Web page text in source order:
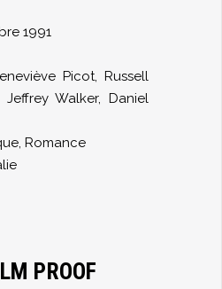
1991
Picot,Russell
Jeffrey Walker,Daniel
, Romance
PROOF